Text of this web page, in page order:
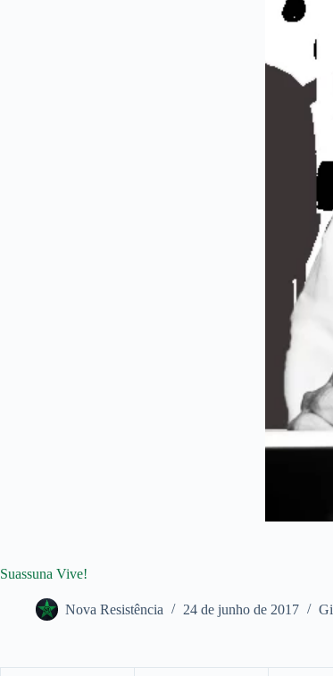
Suassuna Vive!
Nova Resistência 24 de junho de 2017